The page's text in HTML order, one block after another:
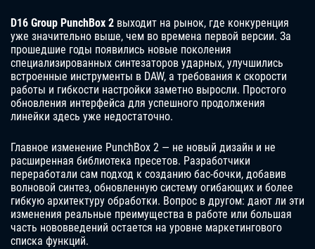
D16 Group PunchBox 2 выходит на рынок, где конкуренция
уже значительно выше, чем во времена первой версии. За
прошедшие годы появились новые поколения
специализированных синтезаторов ударных, улучшились
встроенные инструменты в DAW, а требования к скорости
работы и гибкости настройки заметно выросли. Простого
обновления интерфейса для успешного продолжения
линейки здесь уже недостаточно.
Главное изменение PunchBox 2 — не новый дизайн и не
расширенная библиотека пресетов. Разработчики
переработали сам подход к созданию бас-бочки, добавив
волновой синтез, обновленную систему огибающих и более
гибкую архитектуру обработки. Вопрос в другом: дают ли эти
изменения реальные преимущества в работе или большая
часть нововведений остается на уровне маркетингового
списка функций.